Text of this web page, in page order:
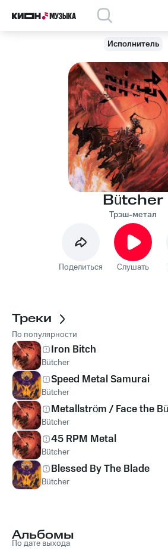
Исполнитель
Bütcher
Трэш-метал
Поделиться Слушать
Треки
По популярности
Iron Bitch
Bütcher
Speed Metal Samurai
Bütcher
Metallström / Face the
Bütcher
45 RPM Metal
Bütcher
Blessed By The Blade
Bütcher
Альбомы
По дате выхода